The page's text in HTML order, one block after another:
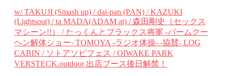
w/ TAKUJI (Smash up) / dai-pan (PAN) / KAZUKI
(Lightsout) / ta MADA(ADAM at) / 森田剛史（セックス
マシーン!!） / たっくんとブラックス将軍 -バームクー
ヘン解体ショー- TOMOYA -ラジオ体操- -協賛- LOG
CABIN / ソトアソビフェス / OIWAKE PARK
VERSTECK.outdoor 出店ブース後日解禁！